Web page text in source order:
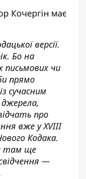
Кочергін має
версії.
Бо на
письмових чи
прямо
сучасним
про
вже у XVIII
Кодака.
там ще
—